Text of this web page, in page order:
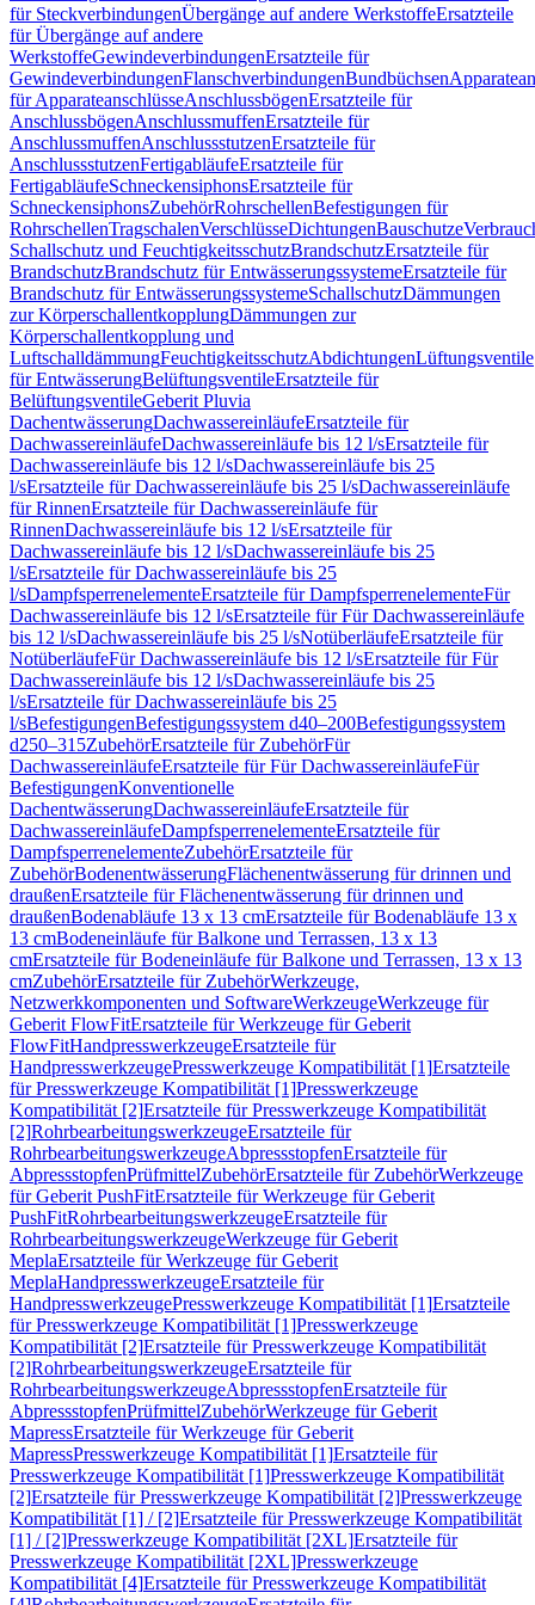
für SteckverbindungenÜbergänge auf andere WerkstoffeErsatzteile
für Übergänge auf andere
WerkstoffeGewindeverbindungenErsatzteile für
GewindeverbindungenFlanschverbindungenBundbüchsen
für ApparateanschlüsseAnschlussbögenErsatzteile für
AnschlussbögenAnschlussmuffenErsatzteile für
AnschlussmuffenAnschlussstutzenErsatzteile für
AnschlussstutzenFertigabläufeErsatzteile für
FertigabläufeSchneckensiphonsErsatzteile für
SchneckensiphonsZubehörRohrschellenBefestigungen für
RohrschellenTragschalenVerschlüsseDichtungenBauschutze
Schallschutz und FeuchtigkeitsschutzBrandschutzErsatzteile für
BrandschutzBrandschutz für EntwässerungssystemeErsatzteile für
Brandschutz für EntwässerungssystemeSchallschutzDämmungen
zur KörperschallentkopplungDämmungen zur
Körperschallentkopplung und
LuftschalldämmungFeuchtigkeitsschutzAbdichtungenLüftungsventile
für EntwässerungBelüftungsventileErsatzteile für
BelüftungsventileGeberit Pluvia
DachentwässerungDachwassereinläufeErsatzteile für
DachwassereinläufeDachwassereinläufe bis 12 l/sErsatzteile für
Dachwassereinläufe bis 12 l/sDachwassereinläufe bis 25
l/sErsatzteile für Dachwassereinläufe bis 25 l/sDachwassereinläufe
für RinnenErsatzteile für Dachwassereinläufe für
RinnenDachwassereinläufe bis 12 l/sErsatzteile für
Dachwassereinläufe bis 12 l/sDachwassereinläufe bis 25
l/sErsatzteile für Dachwassereinläufe bis 25
l/sDampfsperrenelementeErsatzteile für DampfsperrenelementeFür
Dachwassereinläufe bis 12 l/sErsatzteile für Für Dachwassereinläufe
bis 12 l/sDachwassereinläufe bis 25 l/sNotüberläufeErsatzteile für
NotüberläufeFür Dachwassereinläufe bis 12 l/sErsatzteile für Für
Dachwassereinläufe bis 12 l/sDachwassereinläufe bis 25
l/sErsatzteile für Dachwassereinläufe bis 25
l/sBefestigungenBefestigungssystem d40–200Befestigungssystem
d250–315ZubehörErsatzteile für ZubehörFür
DachwassereinläufeErsatzteile für Für DachwassereinläufeFür
BefestigungenKonventionelle
DachentwässerungDachwassereinläufeErsatzteile für
DachwassereinläufeDampfsperrenelementeErsatzteile für
DampfsperrenelementeZubehörErsatzteile für
ZubehörBodenentwässerungFlächenentwässerung für drinnen und
draußenErsatzteile für Flächenentwässerung für drinnen und
draußenBodenabläufe 13 x 13 cmErsatzteile für Bodenabläufe 13 x
13 cmBodeneinläufe für Balkone und Terrassen, 13 x 13
cmErsatzteile für Bodeneinläufe für Balkone und Terrassen, 13 x 13
cmZubehörErsatzteile für ZubehörWerkzeuge,
Netzwerkkomponenten und SoftwareWerkzeugeWerkzeuge für
Geberit FlowFitErsatzteile für Werkzeuge für Geberit
FlowFitHandpresswerkzeugeErsatzteile für
HandpresswerkzeugePresswerkzeuge Kompatibilität [1]Ersatzteile
für Presswerkzeuge Kompatibilität [1]Presswerkzeuge
Kompatibilität [2]Ersatzteile für Presswerkzeuge Kompatibilität
[2]RohrbearbeitungswerkzeugeErsatzteile für
RohrbearbeitungswerkzeugeAbpressstopfenErsatzteile für
AbpressstopfenPrüfmittelZubehörErsatzteile für ZubehörWerkzeuge
für Geberit PushFitErsatzteile für Werkzeuge für Geberit
PushFitRohrbearbeitungswerkzeugeErsatzteile für
RohrbearbeitungswerkzeugeWerkzeuge für Geberit
MeplaErsatzteile für Werkzeuge für Geberit
MeplaHandpresswerkzeugeErsatzteile für
HandpresswerkzeugePresswerkzeuge Kompatibilität [1]Ersatzteile
für Presswerkzeuge Kompatibilität [1]Presswerkzeuge
Kompatibilität [2]Ersatzteile für Presswerkzeuge Kompatibilität
[2]RohrbearbeitungswerkzeugeErsatzteile für
RohrbearbeitungswerkzeugeAbpressstopfenErsatzteile für
AbpressstopfenPrüfmittelZubehörWerkzeuge für Geberit
MapressErsatzteile für Werkzeuge für Geberit
MapressPresswerkzeuge Kompatibilität [1]Ersatzteile für
Presswerkzeuge Kompatibilität [1]Presswerkzeuge Kompatibilität
[2]Ersatzteile für Presswerkzeuge Kompatibilität [2]Presswerkzeuge
Kompatibilität [1] / [2]Ersatzteile für Presswerkzeuge Kompatibilität
[1] / [2]Presswerkzeuge Kompatibilität [2XL]Ersatzteile für
Presswerkzeuge Kompatibilität [2XL]Presswerkzeuge
Kompatibilität [4]Ersatzteile für Presswerkzeuge Kompatibilität